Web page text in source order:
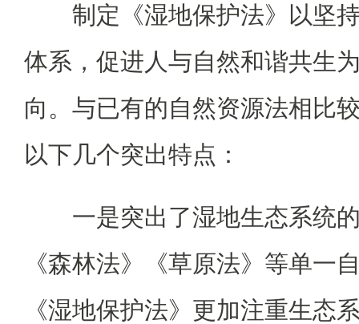
制定《湿地保护法》以坚
体系，促进人与自然和谐共生
向。与已有的自然资源法相比
以下几个突出特点：
一是突出了湿地生态系统
《森林法》《草原法》等单一
《湿地保护法》更加注重生态